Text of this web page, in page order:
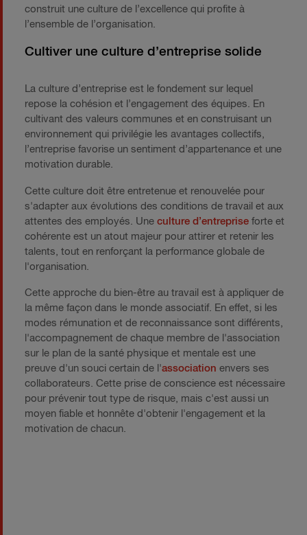
construit une culture de l’excellence qui profite à
l’ensemble de l’organisation.
Cultiver une culture d’entreprise solide
La culture d’entreprise est le fondement sur lequel
repose la cohésion et l’engagement des équipes. En
cultivant des valeurs communes et en construisant un
environnement qui privilégie les avantages collectifs,
l’entreprise favorise un sentiment d’appartenance et une
motivation durable.
Cette culture doit être entretenue et renouvelée pour
s'adapter aux évolutions des conditions de travail et aux
attentes des employés. Une culture d’entreprise forte et
cohérente est un atout majeur pour attirer et retenir les
talents, tout en renforçant la performance globale de
l'organisation.
Cette approche du bien-être au travail est à appliquer de
la même façon dans le monde associatif. En effet, si les
modes rémunation et de reconnaissance sont différents,
l'accompagnement de chaque membre de l'association
sur le plan de la santé physique et mentale est une
preuve d'un souci certain de l'association envers ses
collaborateurs. Cette prise de conscience est nécessaire
pour prévenir tout type de risque, mais c'est aussi un
moyen fiable et honnête d'obtenir l'engagement et la
motivation de chacun.